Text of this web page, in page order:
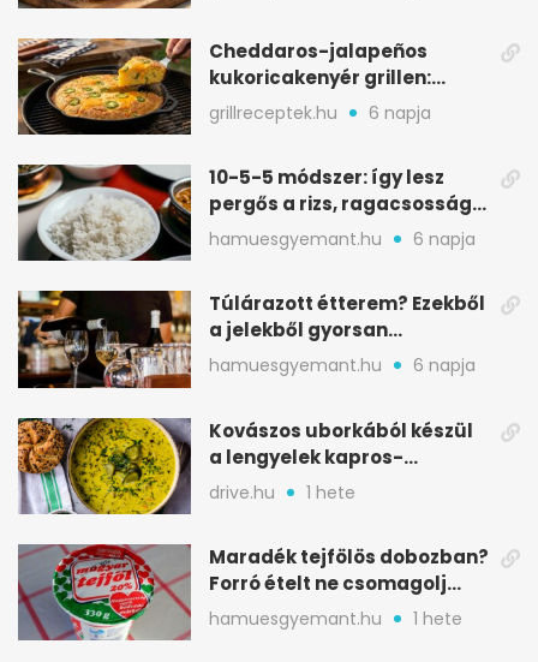
Cheddaros-jalapeños
kukoricakenyér grillen:
ropogós alj, puha belső
grillreceptek.hu 6 napja
10-5-5 módszer: így lesz
pergős a rizs, ragacsosság
nélkül
hamuesgyemant.hu 6 napja
Túlárazott étterem? Ezekből
a jelekből gyorsan
észreveheted
hamuesgyemant.hu 6 napja
Kovászos uborkából készül
a lengyelek kapros-
savanykás levese
drive.hu 1 hete
Maradék tejfölös dobozban?
Forró ételt ne csomagolj
ilyen tégelybe
hamuesgyemant.hu 1 hete